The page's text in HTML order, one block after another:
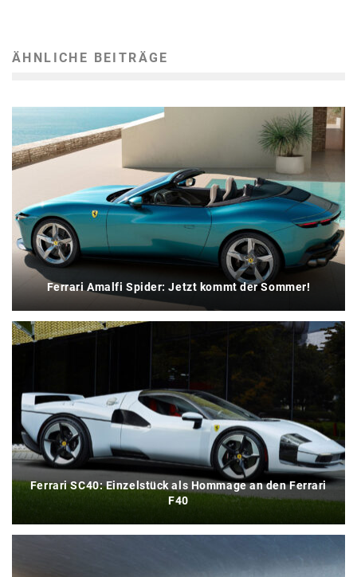
ÄHNLICHE BEITRÄGE
Ferrari Amalfi Spider: Jetzt kommt der Sommer!
Ferrari SC40: Einzelstück als Hommage an den Ferrari
F40